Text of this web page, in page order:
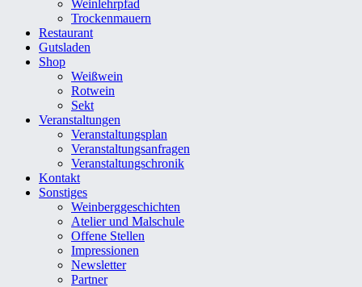
Weinlehrpfad
Trockenmauern
Restaurant
Gutsladen
Shop
Weißwein
Rotwein
Sekt
Veranstaltungen
Veranstaltungsplan
Veranstaltungsanfragen
Veranstaltungschronik
Kontakt
Sonstiges
Weinberggeschichten
Atelier und Malschule
Offene Stellen
Impressionen
Newsletter
Partner